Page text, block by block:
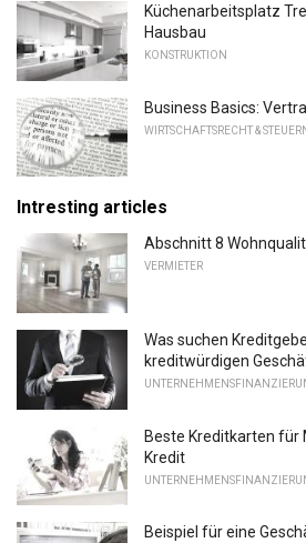
Küchenarbeitsplatz
Hausbau
KONSTRUKTION
Business Basics:
WIRTSCHAFTSRECHT &
Intresting articles
Abschnitt 8
VERMIETER
Was suchen
kreditwürdigen
Beste Kreditkarten für
Kredit
Beispiel für eine